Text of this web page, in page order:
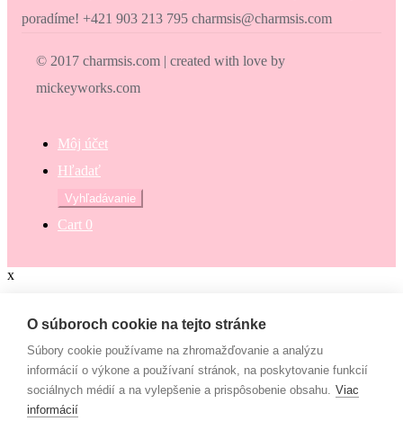
poradíme! +421 903 213 795 charmsis@charmsis.com
© 2017 charmsis.com | created with love by
mickeyworks.com
Môj účet
Hľadať
Hľadať:
Vyhľadávanie
Cart 0
x
Zaokrúhli svoj nákup
Zaokrúhli svoj nákup a prispej na dobrú vec. Občianske združenie
Mamy v pohybe pomáha osamelým mamám, ktoré nemajú to šťastie
– mať pri sebe manžela, partnera či blízku rodinu, ktorí by im vedeli
pomôcť. Či už finančne alebo inak. “Lebo každá mama by mala
O súboroch cookie na tejto stránke
Súbory cookie používame na zhromažďovanie a analýzu
informácií o výkone a používaní stránok, na poskytovanie funkcií
sociálnych médií a na vylepšenie a prispôsobenie obsahu. Viac
informácií